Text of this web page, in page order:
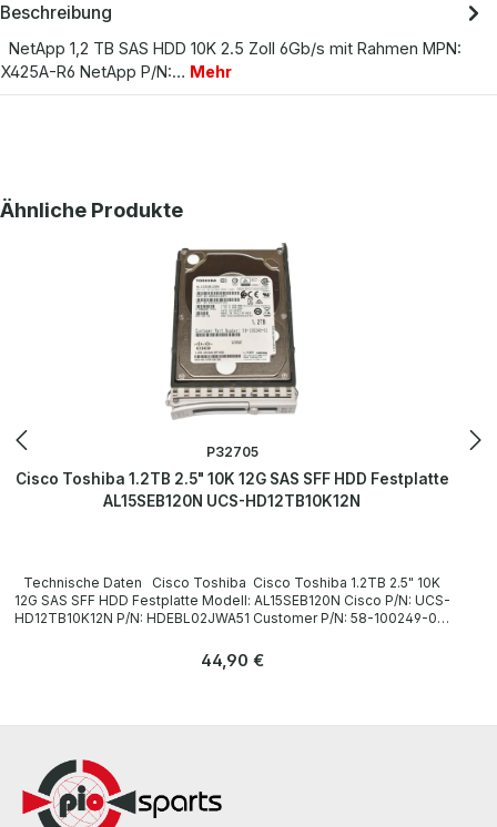
Beschreibung
NetApp 1,2 TB SAS HDD 10K 2.5 Zoll 6Gb/s mit Rahmen MPN:
X425A-R6 NetApp P/N:… Mehr
Produktgalerie überspringen
Ähnliche Produkte
P32705
Cisco Toshiba 1.2TB 2.5" 10K 12G SAS SFF HDD Festplatte
AL15SEB120N UCS-HD12TB10K12N
Technische Daten Cisco Toshiba Cisco Toshiba 1.2TB 2.5" 10K
12G SAS SFF HDD Festplatte Modell: AL15SEB120N Cisco P/N: UCS-
HD12TB10K12N P/N: HDEBL02JWA51 Customer P/N: 58-100249-01
Festplatte 1 x Cisco Rahmen The hardware has been overhauled
getestet. More information and details can be found on the pages
of the manufacturer. Weitere Informationen und Details finden Sie
Regulärer Preis:
44,90 €